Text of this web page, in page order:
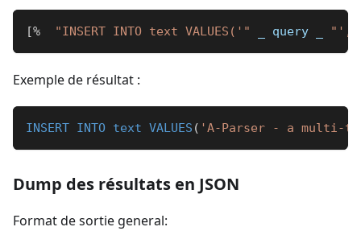
[% "INSERT INTO text VALUES('" query "',
Exemple de résultat :
INSERT INTO text VALUES ( 'A-Parser - a multi-
Dump des résultats en JSON
Format de sortie general: